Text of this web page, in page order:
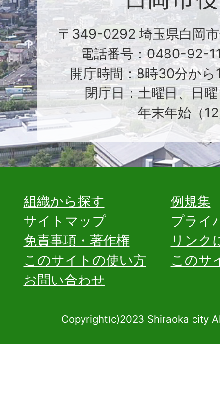
〒349-0292 埼玉県白岡
電話番号：0480-92-
開庁時間：8時30分から
閉庁日：土曜日、日
年末年始（
組織から探す
例規集
サイトマップ
プライ
免責事項・著作権
リンク
このサイトの使い方
このサ
お問い合わせ
Copyright(c)2023 Shiraoka city